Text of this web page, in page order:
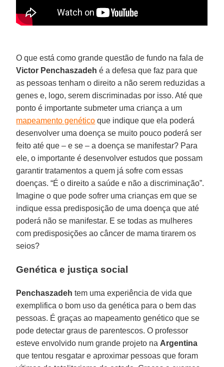
O que está como grande questão de fundo na fala de
Victor Penchaszadeh é a defesa que faz para que
as pessoas tenham o direito a não serem reduzidas a
genes e, logo, serem discriminadas por isso. Até que
ponto é importante submeter uma criança a um
mapeamento genético que indique que ela poderá
desenvolver uma doença se muito pouco poderá ser
feito até que – e se – a doença se manifestar? Para
ele, o importante é desenvolver estudos que possam
garantir tratamentos a quem já sofre com essas
doenças. “É o direito a saúde e não a discriminação”.
Imagine o que pode sofrer uma crianças em que se
indique essa predisposição de uma doença que até
poderá não se manifestar. E se todas as mulheres
com predisposições ao câncer de mama tirarem os
seios?
Genética e justiça social
Penchaszadeh tem uma experiência de vida que
exemplifica o bom uso da genética para o bem das
pessoas. É graças ao mapeamento genético que se
pode detectar graus de parentescos. O professor
esteve envolvido num grande projeto na Argentina
que tentou resgatar e aproximar pessoas que foram